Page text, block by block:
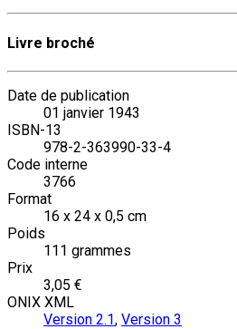
Livre broché
Date de publication
01 janvier 1943
ISBN-13
978-2-363990-33-4
Code interne
3766
Format
16 x 24 x 0,5 cm
Poids
111 grammes
Prix
3,05 €
ONIX XML
Version 2.1, Version 3